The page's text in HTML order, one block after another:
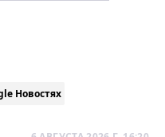
Новостях